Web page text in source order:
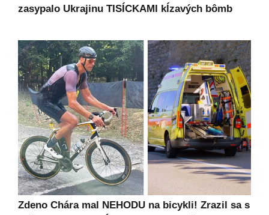
zasypalo Ukrajinu TISÍCKAMI kĺzavých bômb
Zdeno Chára mal NEHODU na bicykli! Zrazil sa s